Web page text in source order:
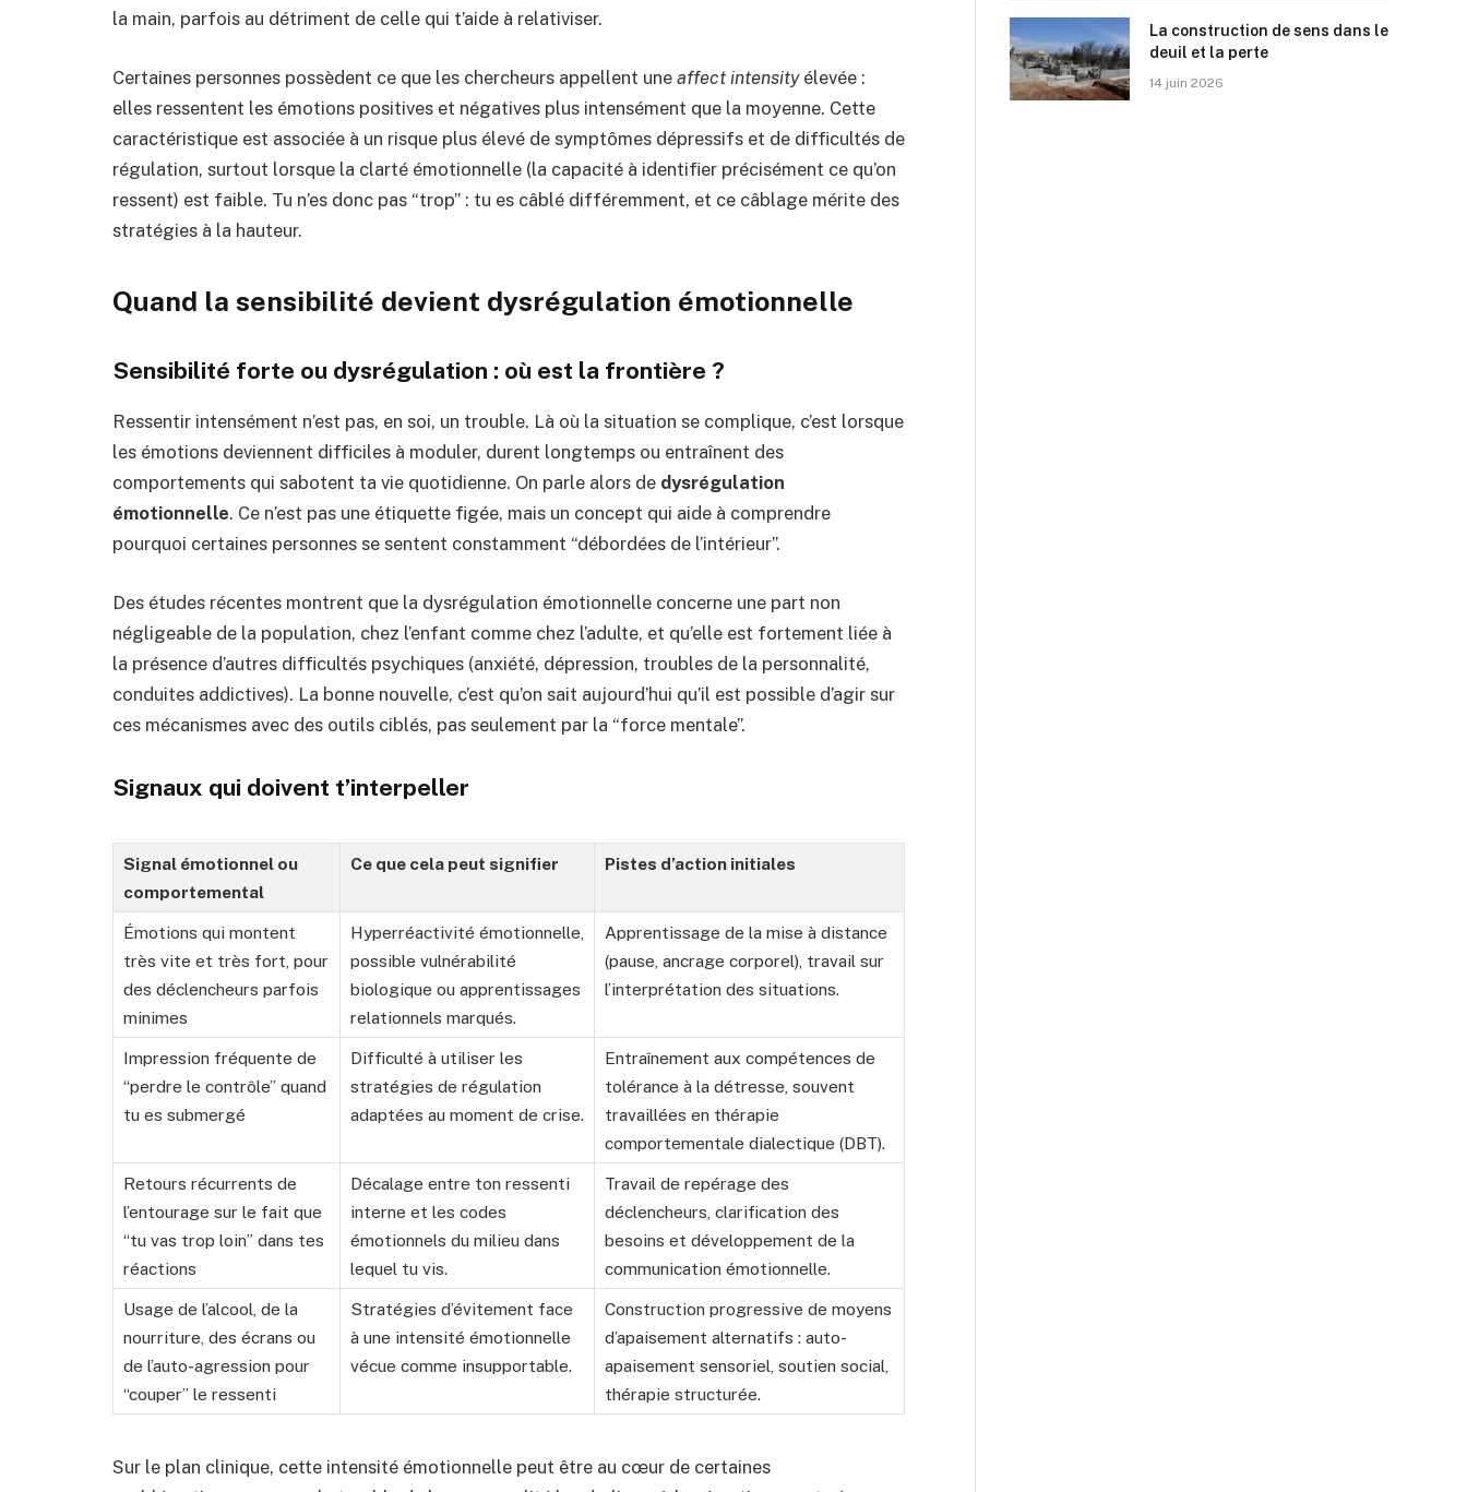
la main, parfois au détriment de celle qui t’aide à relativiser.
Certaines personnes possèdent ce que les chercheurs appellent une affect intensityélevée :
elles ressentent les émotions positives et négatives plus intensément que la moyenne. Cette
caractéristique est associée à un risque plus élevé de symptômes dépressifs et de difficultés de
régulation, surtout lorsque la clarté émotionnelle (la capacité à identifier précisément ce qu’on
ressent) est faible. Tu n’es donc pas “trop” : tu es câblé différemment, et ce câblage mérite des
stratégies à la hauteur.
Quand la sensibilité devient dysrégulation émotionnelle
Sensibilité forte ou dysrégulation : où est la frontière ?
Ressentir intensément n’est pas, en soi, un trouble. Là où la situation se complique, c’est lorsque
les émotions deviennent difficiles à moduler, durent longtemps ou entraînent des
comportements qui sabotent ta vie quotidienne. On parle alors de dysrégulation
émotionnelle. Ce n’est pas une étiquette figée, mais un concept qui aide à comprendre
pourquoi certaines personnes se sentent constamment “débordées de l’intérieur”.
Des études récentes montrent que la dysrégulation émotionnelle concerne une part non
négligeable de la population, chez l’enfant comme chez l’adulte, et qu’elle est fortement liée à
la présence d’autres difficultés psychiques (anxiété, dépression, troubles de la personnalité,
conduites addictives). La bonne nouvelle, c’est qu’on sait aujourd’hui qu’il est possible d’agir sur
ces mécanismes avec des outils ciblés, pas seulement par la “force mentale”.
Signaux qui doivent t’interpeller
Signal émotionnel ou
comportemental
Ce que cela peut signifier Pistes d’action initiales
Émotions qui montent
très vite et très fort, pour
des déclencheurs parfois
minimes
Hyperréactivité émotionnelle,
possible vulnérabilité
biologique ou apprentissages
relationnels marqués.
Apprentissage de la mise à distance
(pause, ancrage corporel), travail sur
l’interprétation des situations.
Impression fréquente de
“perdre le contrôle” quand
tu es submergé
Difficulté à utiliser les
stratégies de régulation
adaptées au moment de crise.
Entraînement aux compétences de
tolérance à la détresse, souvent
travaillées en thérapie
comportementale dialectique (DBT).
Retours récurrents de
l’entourage sur le fait que
“tu vas trop loin” dans tes
réactions
Décalage entre ton ressenti
interne et les codes
émotionnels du milieu dans
lequel tu vis.
Travail de repérage des
déclencheurs, clarification des
besoins et développement de la
communication émotionnelle.
Usage de l’alcool, de la
nourriture, des écrans ou
de l’auto-agression pour
“couper” le ressenti
Stratégies d’évitement face
à une intensité émotionnelle
vécue comme insupportable.
Construction progressive de moyens
d’apaisement alternatifs : auto-
apaisement sensoriel, soutien social,
thérapie structurée.
Sur le plan clinique, cette intensité émotionnelle peut être au cœur de certaines
La construction de sens dans le
deuil et la perte
14 juin 2026